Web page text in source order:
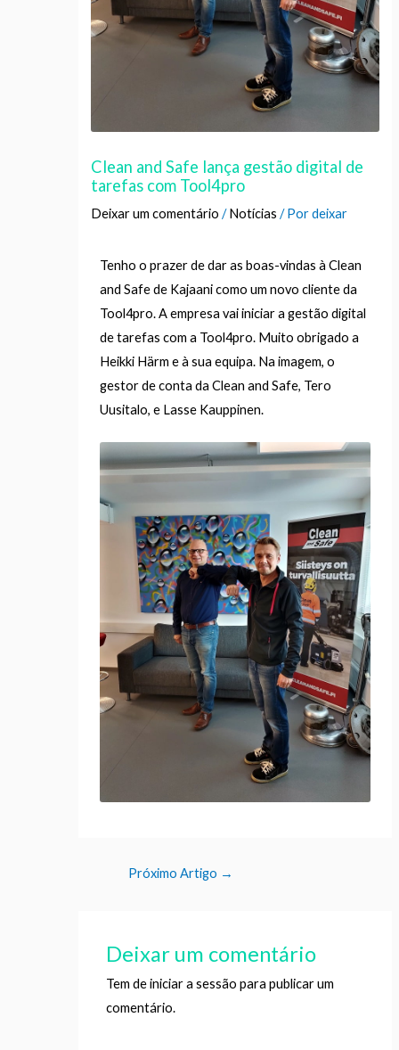
Clean and Safe lança gestão digital de
tarefas com Tool4pro
Deixar um comentário /Notícias / Pordeixar
Tenho o prazer de dar as boas-vindas à Clean
and Safe de Kajaani como um novo cliente da
Tool4pro. A empresa vai iniciar a gestão digital
de tarefas com a Tool4pro. Muito obrigado a
Heikki Härm e à sua equipa. Na imagem, o
gestor de conta da Clean and Safe, Tero
Uusitalo, e Lasse Kauppinen.
Próximo Artigo →
Deixar um comentário
Tem deiniciar a sessão para publicar um
comentário.